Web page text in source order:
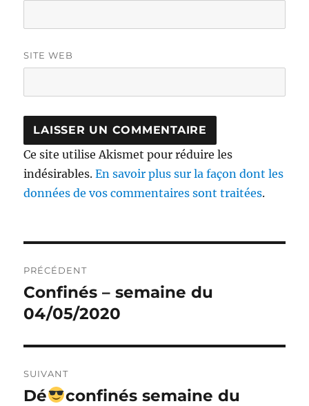
SITE WEB
Ce site utilise Akismet pour réduire les
indésirables.En savoir plus sur la façon dont les
données de vos commentaires sont traitées.
de
l’article
PRÉCÉDENT
Publication
précédente :
Confinés – semaine du
04/05/2020
SUIVANT
Publication
Dé
confinés semaine du